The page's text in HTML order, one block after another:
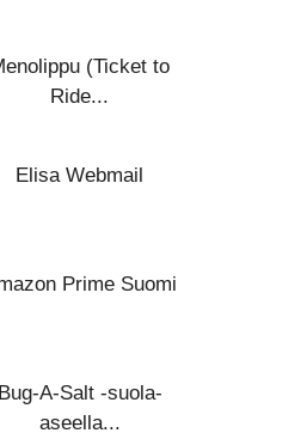
(Ticket to
Ride...
Elisa Webmail
Prime Suomi
Bug-A-Salt -suola-
aseella...